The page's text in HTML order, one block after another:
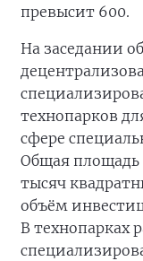
превысит 600.
На заседании
технопарков
сфере
Общая площадь
тысяч
объём
В технопарках